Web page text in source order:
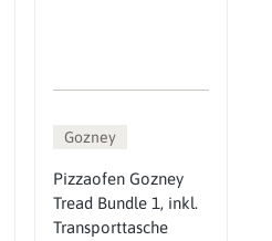
Gozney
Pizzaofen Gozney
Tread Bundle 1, inkl.
Transporttasche